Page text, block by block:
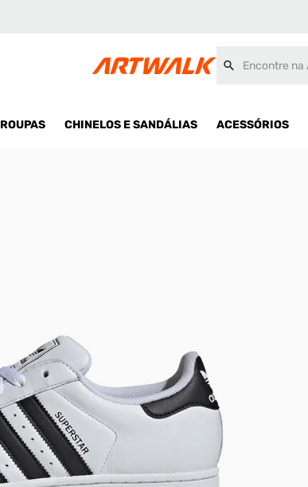
ROUPAS CHINELOS E SANDÁLIAS ACESSÓRIOS